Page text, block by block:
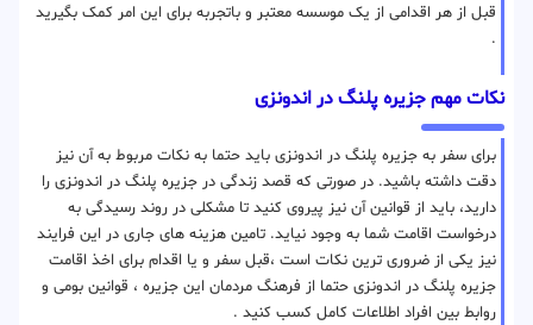
قبل از هر اقدامی از یک موسسه معتبر و باتجربه برای این امر کمک بگیرید
.
نکات مهم جزیره پلنگ در اندونزی
برای سفر به جزیره پلنگ در اندونزی باید حتما به نکات مربوط به آن نیز
دقت داشته باشید. در صورتی که قصد زندگی در جزیره پلنگ در اندونزی را
دارید، باید از قوانین آن نیز پیروی کنید تا مشکلی در روند رسیدگی به
درخواست اقامت شما به وجود نیاید. تامین هزینه های جاری در این فرایند
نیز یکی از ضروری ترین نکات است ،قبل سفر و یا اقدام برای اخذ اقامت
جزیره پلنگ در اندونزی حتما از فرهنگ مردمان این جزیره ، قوانین بومی و
روابط بین افراد اطلاعات کامل کسب کنید .